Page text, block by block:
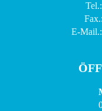
E-